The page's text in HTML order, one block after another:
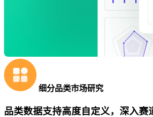
细分品类市场研究
品类数据支持高度自定义，深入赛